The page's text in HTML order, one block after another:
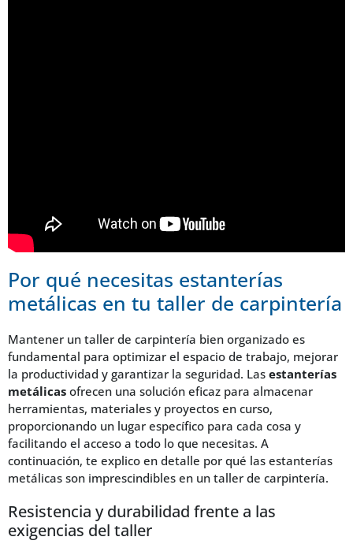
Por qué necesitas estanterías
metálicas en tu taller de carpintería
Mantener un taller de carpintería bien organizado es
fundamental para optimizar el espacio de trabajo, mejorar
la productividad y garantizar la seguridad. Las estanterías
metálicas ofrecen una solución eficaz para almacenar
herramientas, materiales y proyectos en curso,
proporcionando un lugar específico para cada cosa y
facilitando el acceso a todo lo que necesitas. A
continuación, te explico en detalle por qué las estanterías
metálicas son imprescindibles en un taller de carpintería.
Resistencia y durabilidad frente a las
exigencias del taller